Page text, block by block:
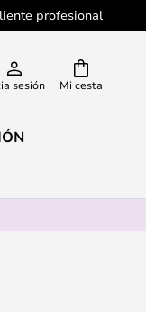
profesional
Mi cesta
sesión